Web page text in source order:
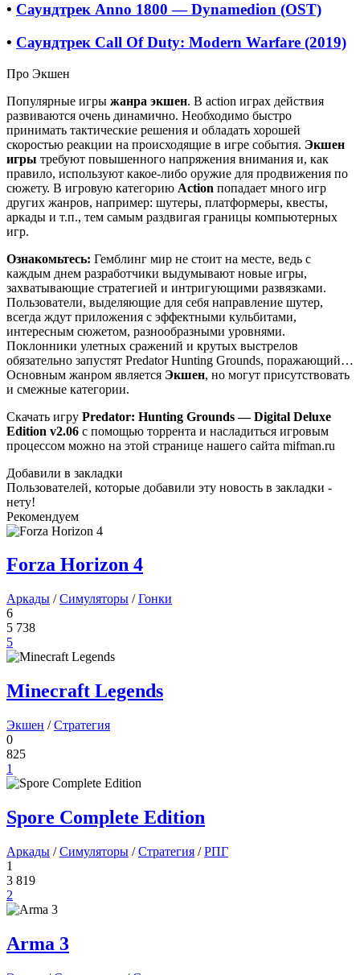
• Саундтрек Anno 1800 — Dynamedion (OST)
• Саундтрек Call Of Duty: Modern Warfare (2019)
Про Экшен
Популярные игры жанра экшен. В action играх действия
развиваются очень динамично. Необходимо быстро
принимать тактические решения и обладать хорошей
скоростью реакции на происходящие в игре события. Экшен
игры требуют повышенного напряжения внимания и, как
правило, используют какое-либо оружие для продвижения по
сюжету. В игровую категорию Action попадает много игр
других жанров, например: шутеры, платформеры, квесты,
аркады и т.п., тем самым раздвигая границы компьютерных
игр.
Ознакомьтесь: Гемблинг мир не стоит на месте, ведь с
каждым днем разработчики выдумывают новые игры,
захватывающие стратегией и интригующими развязками.
Пользователи, выделяющие для себя направление шутер,
всегда ждут приложения с эффектными кульбитами,
интересным сюжетом, разнообразными уровнями.
Поклонники улетных сражений и крутых выстрелов
обязательно запустят Predator Hunting Grounds, поражающий…
Основным жанром является Экшен, но могут присутствовать
и смежные категории.
Скачать игру Predator: Hunting Grounds — Digital Deluxe
Edition v2.06 с помощью торрента и насладиться игровым
процессом можно на этой странице нашего сайта mifman.ru
Добавили в закладки
Пользователей, которые добавили эту новость в закладки -
нету!
Рекомендуем
Forza Horizon 4
Аркады /Симуляторы /Гонки
6
5 738
5
Minecraft Legends
Экшен /Стратегия
0
825
1
Spore Complete Edition
Аркады /Симуляторы /Стратегия /РПГ
1
3 819
2
Arma 3